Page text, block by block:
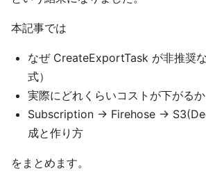
本記事では
なぜ CreateExportTask が非推奨
式）
実際にどれくらいコストが下がるか
Subscription → Firehose →
成と作り方
をまとめます。